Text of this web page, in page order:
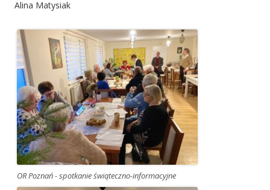
Alina Matysiak
OR Poznań - spotkanie świąteczno-informacyjne